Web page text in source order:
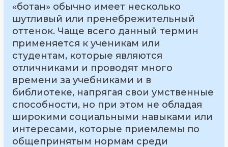
«ботан» обычно имеет несколько
шутливый или пренебрежительный
оттенок. Чаще всего данный термин
применяется к ученикам или
студентам, которые являются
отличниками и проводят много
времени за учебниками и в
библиотеке, напрягая свои умственные
способности, но при этом не обладая
широкими социальными навыками или
интересами, которые приемлемы по
общепринятым нормам среди